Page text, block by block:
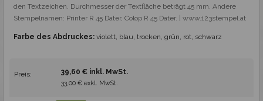
den Textzeichen. Durchmesser der Textfläche beträgt 45 mm. Andere
Stempelnamen: Printer R 45 Dater, Colop R 45 Dater. | www.123stempel.at
Farbe des Abdruckes: violett, blau, trocken, grün, rot, schwarz
Preis: 39,60 € inkl. MwSt.
33,00 € exkl. MwSt.